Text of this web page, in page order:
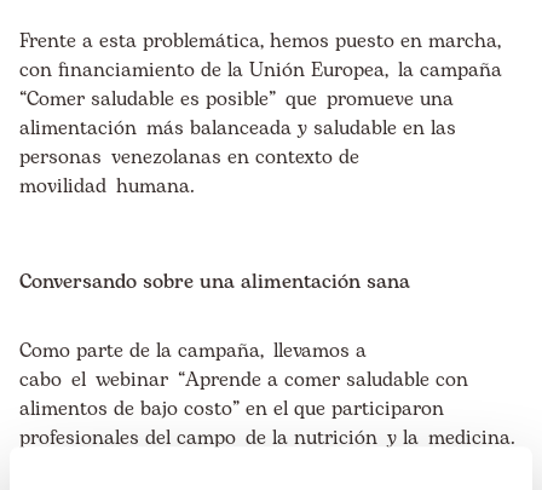
Frente a esta problemática, hemos puesto en marcha,
con financiamiento de la Unión Europea, la campaña
“Comer saludable es posible” que promueve una
alimentación más balanceada y saludable en las
personas venezolanas en contexto de
movilidad humana.
Conversando sobre una alimentación sana
Como parte de la campaña, llevamos a
cabo el webinar “Aprende a comer saludable con
alimentos de bajo costo” en el que participaron
profesionales del campo de la nutrición y la medicina.